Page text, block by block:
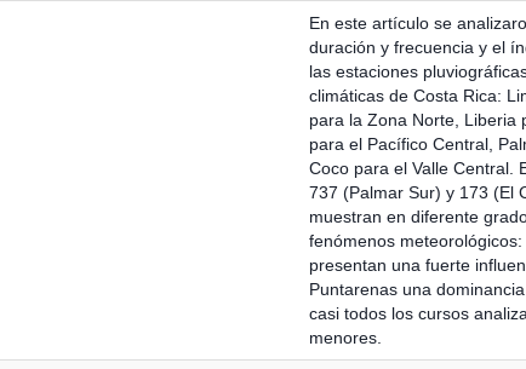
En este artículo se
duración y frecuencia y el
las estaciones
climáticas de Costa Rica:
para la Zona Norte, Liberia
para el Pacífico Central,
Coco para el Valle Central.
737 (Palmar Sur) y 173 (El
muestran en diferente
fenómenos
presentan una fuerte
Puntarenas una
casi todos los cursos
menores.